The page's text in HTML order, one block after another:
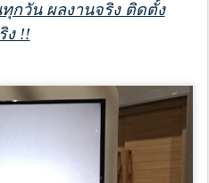
กวัน ผลงานจริง ติดตั้ง
ง !!